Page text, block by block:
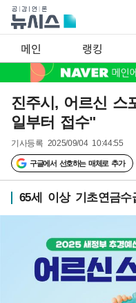
메인 랭킹
진주시, 어르신 스
일부터 접수"
기사등록 2025/09/04 10:44:55
구글에서 선호하는 매체로 추가
65세 이상 기초연금수